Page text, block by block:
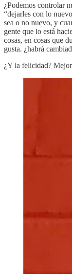
¿Podemos controlar
“dejarles con lo
sea o no nuevo, y
gente que lo está
cosas, en cosas que
gusta. ¿habrá
¿Y la felicidad?